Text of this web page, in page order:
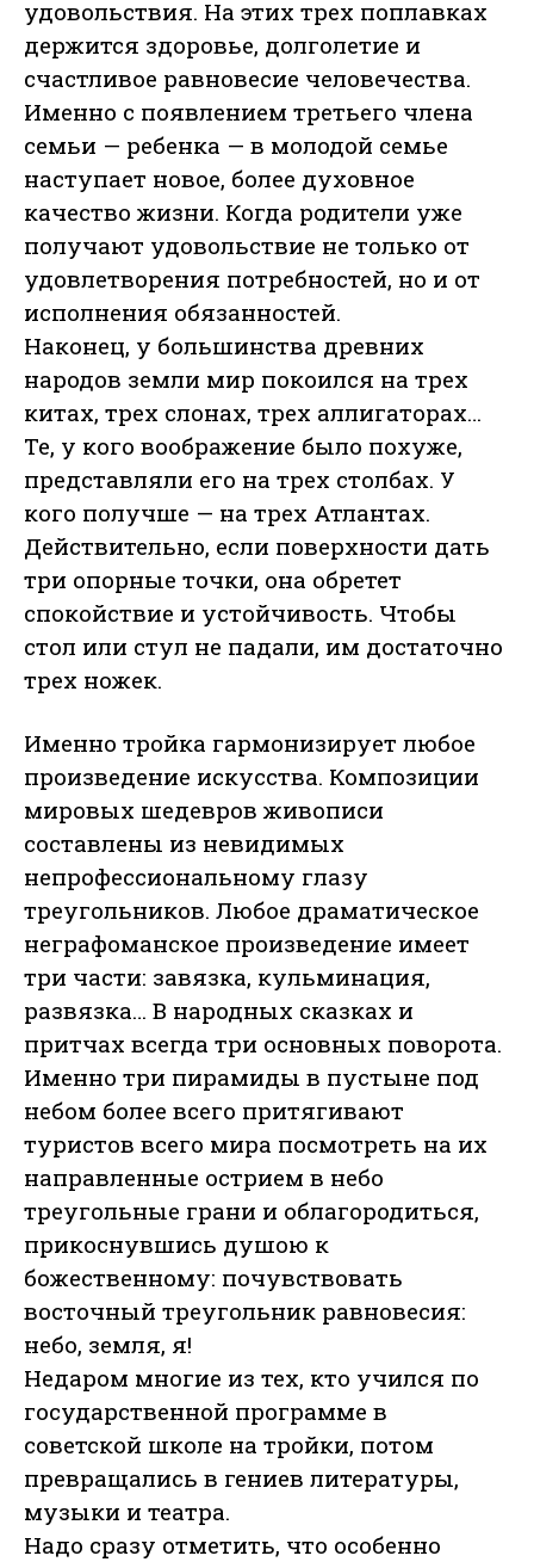
удовольствия. На этих трех поплавках
держится здоровье, долголетие и
счастливое равновесие человечества.
Именно с появлением третьего члена
семьи — ребенка — в молодой семье
наступает новое, более духовное
качество жизни. Когда родители уже
получают удовольствие не только от
удовлетворения потребностей, но и от
исполнения обязанностей.
Наконец, у большинства древних
народов земли мир покоился на трех
китах, трех слонах, трех аллигаторах…
Те, у кого воображение было похуже,
представляли его на трех столбах. У
кого получше — на трех Атлантах.
Действительно, если поверхности дать
три опорные точки, она обретет
спокойствие и устойчивость. Чтобы
стол или стул не падали, им достаточно
трех ножек.
Именно тройка гармонизирует любое
произведение искусства. Композиции
мировых шедевров живописи
составлены из невидимых
непрофессиональному глазу
треугольников. Любое драматическое
неграфоманское произведение имеет
три части: завязка, кульминация,
развязка… В народных сказках и
притчах всегда три основных поворота.
Именно три пирамиды в пустыне под
небом более всего притягивают
туристов всего мира посмотреть на их
направленные острием в небо
треугольные грани и облагородиться,
прикоснувшись душою к
божественному: почувствовать
восточный треугольник равновесия:
небо, земля, я!
Недаром многие из тех, кто учился по
государственной программе в
советской школе на тройки, потом
превращались в гениев литературы,
музыки и театра.
Надо сразу отметить, что особенно